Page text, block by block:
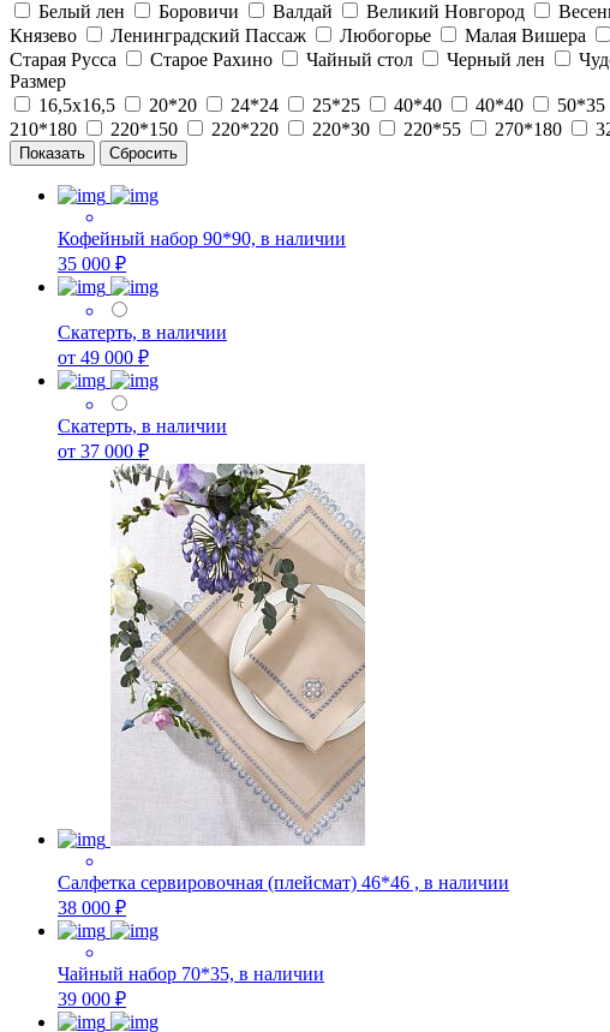
Белый лен
Боровичи Валдай Великий Новгород
Князево
Ленинградский Пассаж Любогорье Малая Вишера
Старая Русса
Старое Рахино Чайный стол Черный лен
Размер
16,5х16,5
20*20 24*24 25*25 40*40 40*40 50*35
210*180
220*150 220*220 220*30 220*55 270*180
Кофейный набор 90*90, в наличии
35 000 ₽
Скатерть, в наличии
от 49 000 ₽
Скатерть, в наличии
от 37 000 ₽
Салфетка сервировочная (плейсмат) 46*46 , в наличии
38 000 ₽
Чайный набор 70*35, в наличии
39 000 ₽